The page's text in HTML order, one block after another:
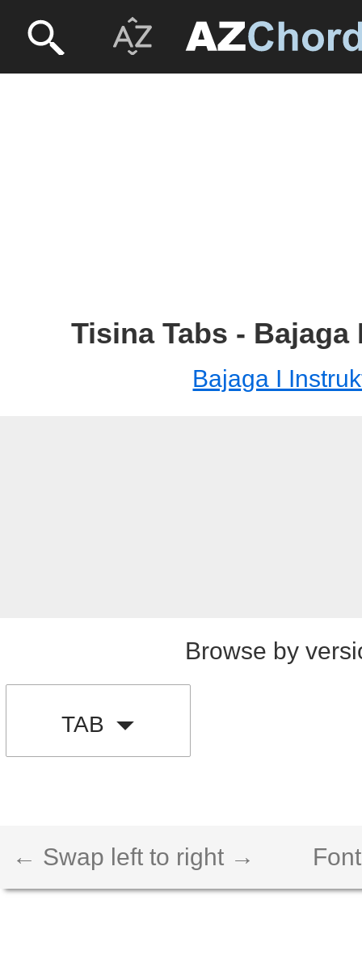
Tisina Tabs -
Bajaga I
Browse by
TAB
← Swap left to right →